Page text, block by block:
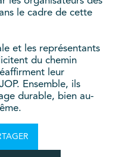
le cadre de cette
et les représentants
du chemin
leur
Ensemble, ils
durable, bien au-